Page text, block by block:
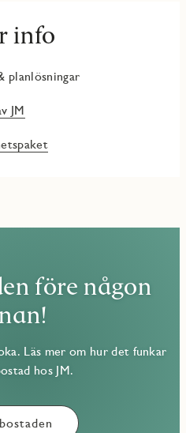
info
planlösningar
JM
före någon
Läs mer om hur det funkar
hos JM.